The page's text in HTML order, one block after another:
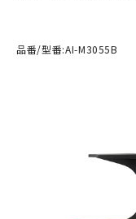
品番/型番:AI-M3055B